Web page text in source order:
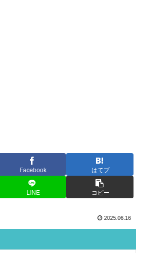
Facebook はてブ
LINE コピー
2025.06.16